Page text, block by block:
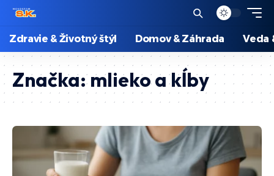
Zdravie & Životný štýl Domov & Záhrada Veda
Značka:mlieko a kĺby